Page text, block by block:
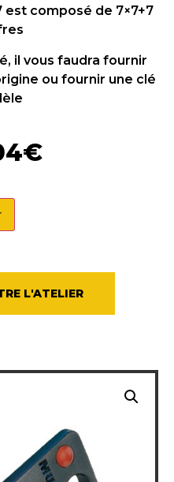
est composé de 7×7+7
il vous faudra fournir
ou fournir une clé
€
L'ATELIER